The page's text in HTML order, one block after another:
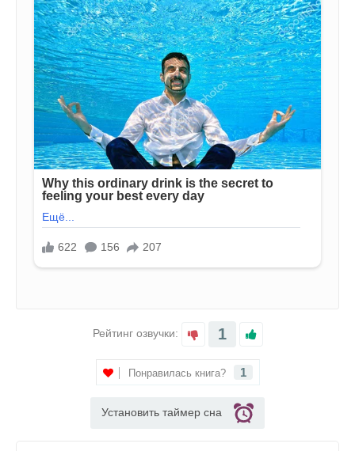
Рейтинг озвучки: 1
Понравилась книга? 1
Установить таймер сна